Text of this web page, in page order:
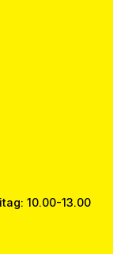
10.00-13.00